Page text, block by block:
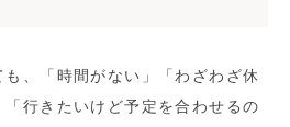
、「時間がない」「わざわざ休
行きたいけど予定を合わせるの